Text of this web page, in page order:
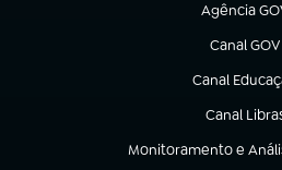
Agência
(abre em
Canal GOV
(abre em
Canal
(abre em
Canal
(abre em
Monitoramento e
(abre em nova aba)